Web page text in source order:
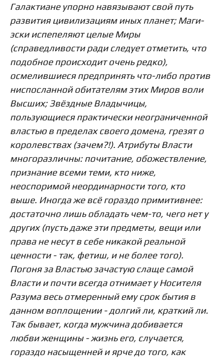
Галактиане упорно навязывают свой путь
развития цивилизациям иных планет; Маги-
эски испепеляют целые Миры
(справедливости ради следует отметить, что
подобное происходит очень редко),
осмелившиеся предпринять что-либо против
ниспосланной обитателям этих Миров воли
Высших; Звёздные Владычицы,
пользующиеся практически неограниченной
властью в пределах своего домена, грезят о
королевствах (зачем?!). Атрибуты Власти
многоразличны: почитание, обожествление,
признание всеми теми, кто ниже,
неоспоримой неординарности того, кто
выше. Иногда же всё гораздо примитивнее:
достаточно лишь обладать чем-то, чего нет у
других (пусть даже эти предметы, вещи или
права не несут в себе никакой реальной
ценности - так, фетиш, и не более того).
Погоня за Властью зачастую слаще самой
Власти и почти всегда отнимает у Носителя
Разума весь отмеренный ему срок бытия в
данном воплощении - долгий ли, краткий ли.
Так бывает, когда мужчина добивается
любви женщины - жизнь его, случается,
гораздо насыщенней и ярче до того, как